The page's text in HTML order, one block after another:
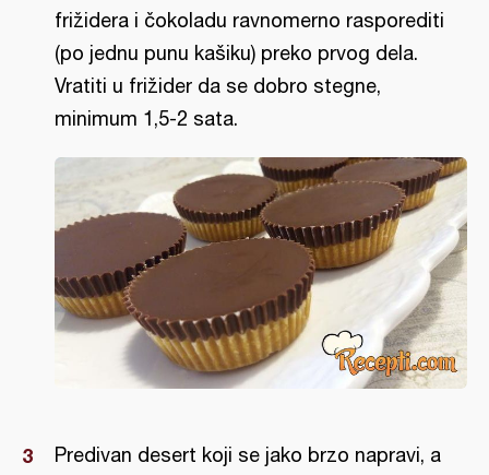
frižidera i čokoladu ravnomerno rasporediti
(po jednu punu kašiku) preko prvog dela.
Vratiti u frižider da se dobro stegne,
minimum 1,5-2 sata.
Predivan desert koji se jako brzo napravi, a